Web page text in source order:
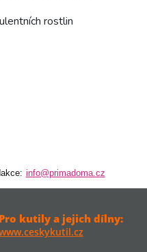
rostlin
info@primadoma.cz
Pro kutily a jejich dílny: